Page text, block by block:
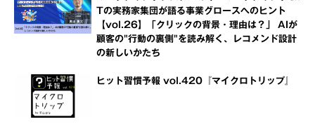
Tの実務家集団が語る事業グロースへのヒント
【vol.26】「クリックの背景・理由は？」 AIが
顧客の"行動の裏側"を読み解く、レコメンド設計
の新しいかたち
ヒット習慣予報 vol.420『マイクロトリップ』